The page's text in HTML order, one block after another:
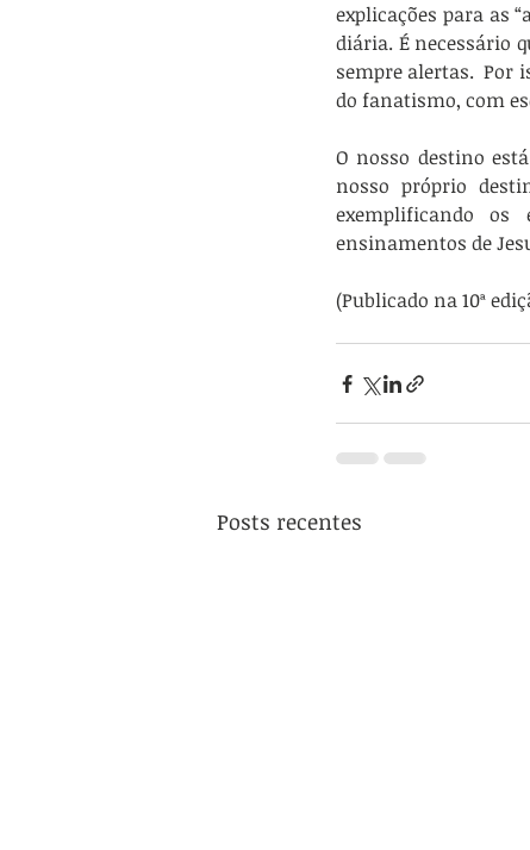
explicações para as
diária. É necessário
sempre alertas.  Por
do fanatismo, com
O nosso destino
nosso próprio
exemplificando
ensinamentos de
(Publicado na 10ª
Posts recentes